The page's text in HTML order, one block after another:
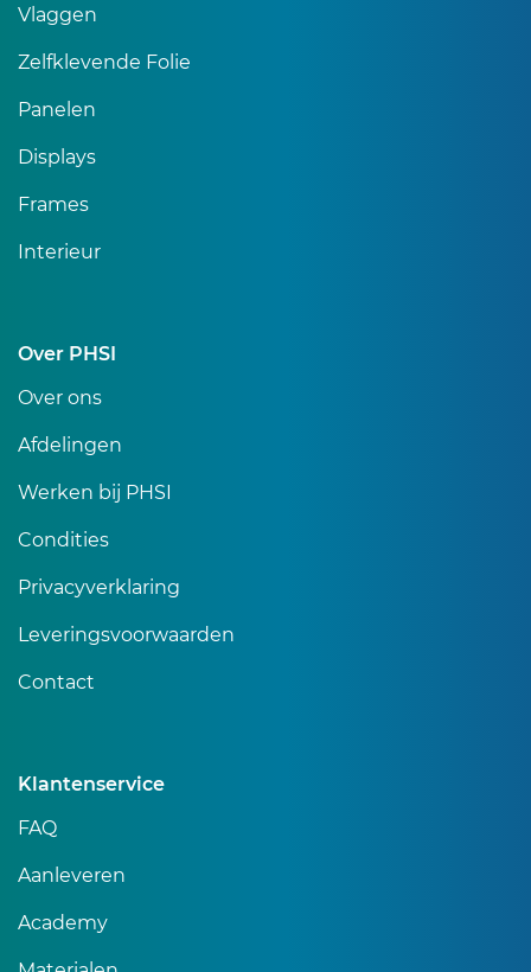
Vlaggen
Zelfklevende Folie
Panelen
Displays
Frames
Interieur
Over PHSI
Over ons
Afdelingen
Werken bij PHSI
Condities
Privacyverklaring
Leveringsvoorwaarden
Contact
Klantenservice
FAQ
Aanleveren
Academy